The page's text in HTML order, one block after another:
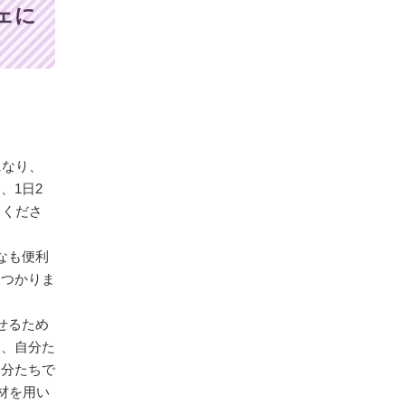
に
り、
1日2
ださ
も便利
かりま
るため
自分た
たちで
を用い